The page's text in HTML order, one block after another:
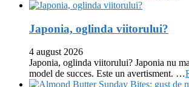
Japonia, oglinda viitorului?
4 august 2026
Japonia, oglinda viitorului? Japonia nu
model de succes. Este un avertisment. …